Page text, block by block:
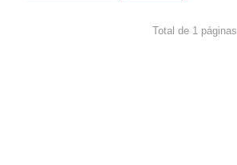
Total de 1 páginas